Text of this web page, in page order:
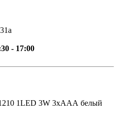
- 17:00
1LED 3W 3хААА белый